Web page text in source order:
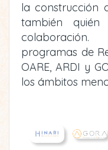
la construcción
también
programas de
OARE, ARDI y
los ámbitos